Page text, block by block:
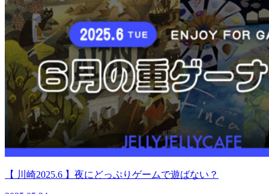
【 川崎2025.6 】夜にどっぷりゲームで遊ばない？